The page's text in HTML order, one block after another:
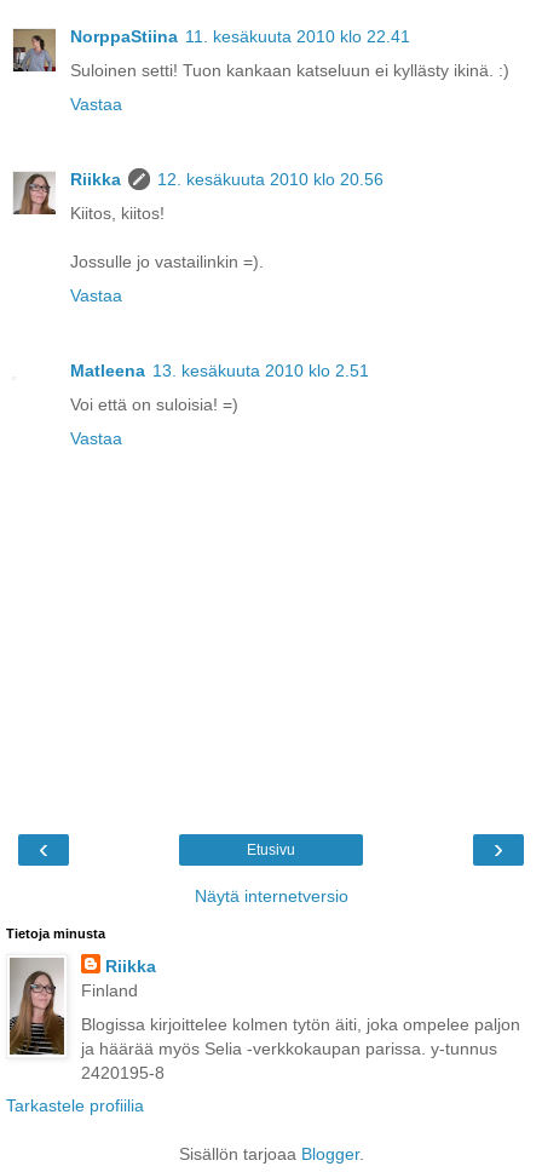
NorppaStiina 11. kesäkuuta 2010 klo 22.41
Suloinen setti! Tuon kankaan katseluun ei kyllästy ikinä. :)
Vastaa
Riikka
12. kesäkuuta 2010 klo 20.56
Kiitos, kiitos!
Jossulle jo vastailinkin =).
Vastaa
Matleena 13. kesäkuuta 2010 klo 2.51
Voi että on suloisia! =)
Vastaa
‹ ›
Etusivu
Näytä internetversio
Tietoja minusta
Riikka
Finland
Blogissa kirjoittelee kolmen tytön äiti, joka ompelee paljon
ja häärää myös Selia -verkkokaupan parissa. y-tunnus
2420195-8
Tarkastele profiilia
Sisällön tarjoaa Blogger.